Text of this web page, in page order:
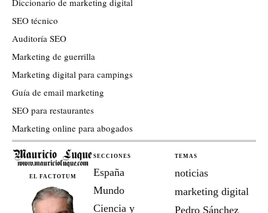
SEO técnico
Auditoría SEO
Marketing de guerrilla
Marketing digital para campings
Guía de email marketing
SEO para restaurantes
Marketing online para abogados
EL FACTOTUM
SECCIONES
España
Mundo
Ciencia y
TEMAS
noticias
marketing digital
Pedro Sánchez